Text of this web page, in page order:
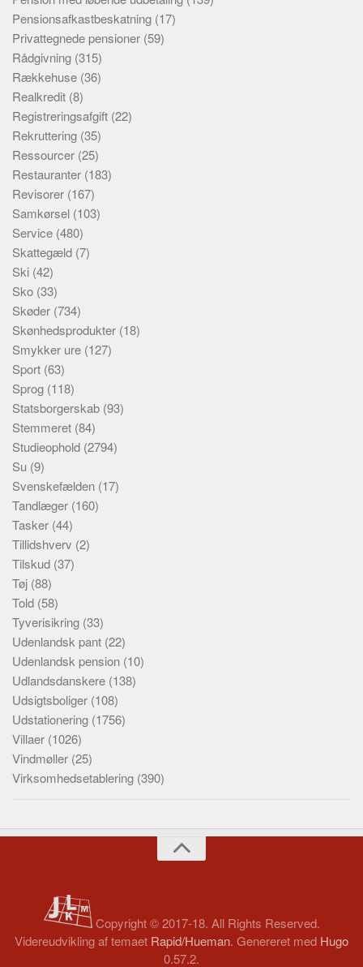
Pensionsafkastbeskatning (17)
Privattegnede pensioner (59)
Rådgivning (315)
Rækkehuse (36)
Realkredit (8)
Registreringsafgift (22)
Rekruttering (35)
Ressourcer (25)
Restauranter (183)
Revisorer (167)
Samkørsel (103)
Service (480)
Skattegæld (7)
Ski (42)
Sko (33)
Skøder (734)
Skønhedsprodukter (18)
Smykker ure (127)
Sport (63)
Sprog (118)
Statsborgerskab (93)
Stemmeret (84)
Studieophold (2794)
Su (9)
Svenskefælden (17)
Tandlæger (160)
Tasker (44)
Tillidshverv (2)
Tilskud (37)
Tøj (88)
Told (58)
Tyverisikring (33)
Udenlandsk pant (22)
Udenlandsk pension (10)
Udlandsdanskere (138)
Udsigtsboliger (108)
Udstationering (1756)
Villaer (1026)
Vindmøller (25)
Virksomhedsetablering (390)
Copyright © 2017-18. All Rights Reserved.
Videreudvikling af temaet Rapid/Hueman. Genereret med Hugo
0.57.2.